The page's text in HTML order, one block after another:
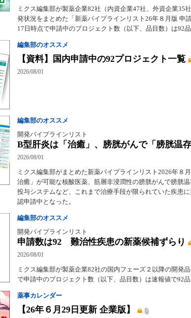
ミクス編集部が製薬企業82社（内資企業47社、外資企業35
発状況をまとめた「新薬パイプラインリスト26年８月版 申
17日時点で申請中のプロジェクト数（以下、品目数）は92品
編集部のオススメ
【資料】国内申請中の92プロジェクト一覧
2026/08/01
編集部のオススメ
開発パイプラインリスト
B型肝炎は「治癒」、膀胱がんで「膀胱温
2026/08/01
ミクス編集部がまとめた新薬パイプラインリスト2026年８
治癒」が可能な核酸医薬、筋層非浸潤性の膀胱がんで膀胱
投与システムなど、これまで治療手段が限られていた疾患
認申請中となった。
編集部のオススメ
開発パイプラインリスト
申請数は92 難治性疾患の新薬候補ずらり
2026/08/01
ミクス編集部が製薬企業82社の国内フェーズ２以降の開発
で申請中のプロジェクト数（以下、品目数）は速報値で92品
薬事カレンダー
【26年６月29日更新 企業版】